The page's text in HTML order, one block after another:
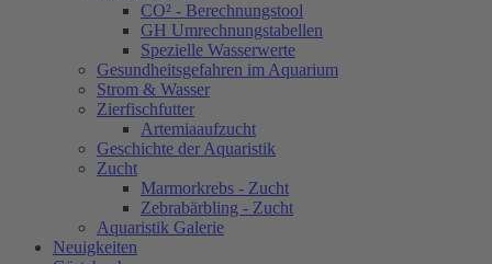
CO² - Berechnungstool
GH Umrechnungstabellen
Spezielle Wasserwerte
Gesundheitsgefahren im Aquarium
Strom & Wasser
Zierfischfutter
Artemiaaufzucht
Geschichte der Aquaristik
Zucht
Marmorkrebs - Zucht
Zebrabärbling - Zucht
Aquaristik Galerie
Neuigkeiten